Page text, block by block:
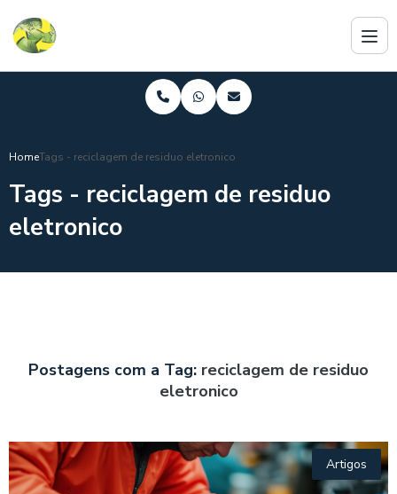
HomeTags - reciclagem de residuo eletronico
Tags - reciclagem de residuo
eletronico
Postagens com a Tag: reciclagem de residuo
eletronico
Artigos